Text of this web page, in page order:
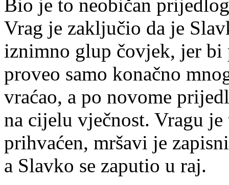
Bio je to neobičan
Vrag je zaključio da je
iznimno glup čovjek, jer bi
proveo samo konačno
vraćao, a po novome
na cijelu vječnost. Vragu
prihvaćen, mršavi je
a Slavko se zaputio u raj.